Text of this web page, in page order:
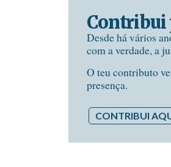
Contribui
Desde há vários
com a verdade, a
O teu contributo
presença.
CONTRIBUI